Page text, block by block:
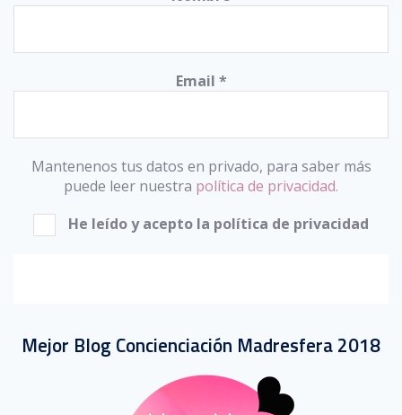
Email *
Mantenenos tus datos en privado, para saber más
puede leer nuestra política de privacidad.
He leído y acepto la política de privacidad
Mejor Blog Concienciación Madresfera 2018